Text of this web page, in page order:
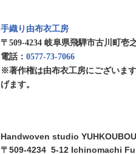
手織り由布衣工房
〒509-4234 岐阜県飛騨市古川町壱
電話：0577-73-7066
※著作権は由布衣工房にございま
げます。
Handwoven studio YUHKOUBOU
〒509-4234 5-12 Ichinomachi